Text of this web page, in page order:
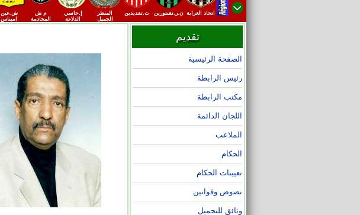
اتحاد الغرابة ن.ر.تقنتورين ت.تقديدين
المنظر
الجميل
إ.حاسي
الدلاعة
م ش
المخادمة
ش.عين
اميناس
تقديم
الصفحة الرئيسية
رئيس الرابطة
مكتب الرابطة
اللجان الدائمة
الملاعب
الحكام
تعيينات الحكام
نصوص وقوانين
وثائق للتحميل